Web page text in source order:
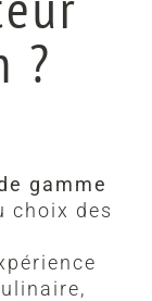
?
gamme
choix des